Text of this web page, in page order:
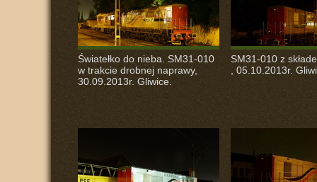
Światełko do nieba. SM31-010
w trakcie drobnej naprawy,
30.09.2013r. Gliwice.
SM31-010 z
, 05.10.2013r.